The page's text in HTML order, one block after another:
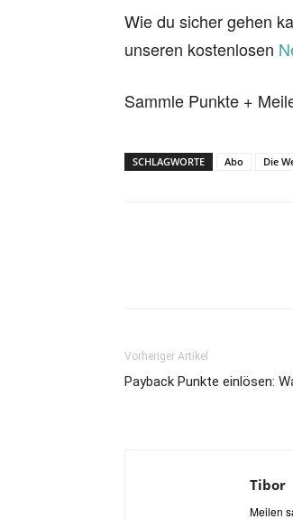
Wie du sicher gehen
unseren kostenlosen
Sammle Punkte +
SCHLAGWORTE Abo Die
Vorheriger Artikel
Payback Punkte einlösen:
Tibor
Meilen